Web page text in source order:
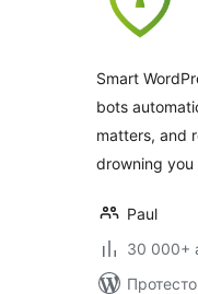
Smart
bots
matters, and
drowning you
Paul
30 000+